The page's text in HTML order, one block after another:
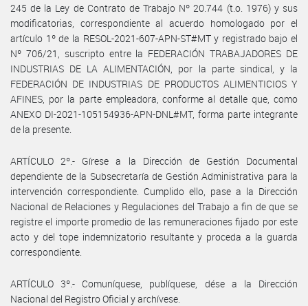
245 de la Ley de Contrato de Trabajo Nº 20.744 (t.o. 1976) y sus
modificatorias, correspondiente al acuerdo homologado por el
artículo 1º de la RESOL-2021-607-APN-ST#MT y registrado bajo el
Nº 706/21, suscripto entre la FEDERACIÓN TRABAJADORES DE
INDUSTRIAS DE LA ALIMENTACIÓN, por la parte sindical, y la
FEDERACIÓN DE INDUSTRIAS DE PRODUCTOS ALIMENTICIOS Y
AFINES, por la parte empleadora, conforme al detalle que, como
ANEXO DI-2021-105154936-APN-DNL#MT, forma parte integrante
de la presente.
ARTÍCULO 2º.- Gírese a la Dirección de Gestión Documental
dependiente de la Subsecretaría de Gestión Administrativa para la
intervención correspondiente. Cumplido ello, pase a la Dirección
Nacional de Relaciones y Regulaciones del Trabajo a fin de que se
registre el importe promedio de las remuneraciones fijado por este
acto y del tope indemnizatorio resultante y proceda a la guarda
correspondiente.
ARTÍCULO 3º.- Comuníquese, publíquese, dése a la Dirección
Nacional del Registro Oficial y archívese.